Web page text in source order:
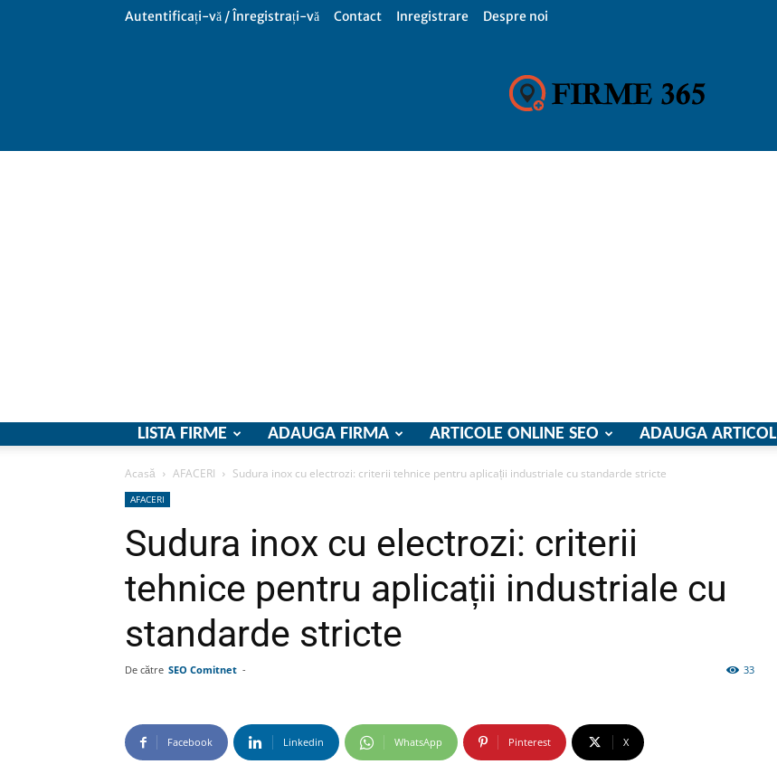
Autentificați-vă / Înregistrați-vă Contact Inregistrare Despre noi
comunicate
LISTA FIRME ADAUGA FIRMA ARTICOLE ONLINE SEO ADAUGA ARTICOL
Acasă AFACERI Sudura inox cu electrozi: criterii tehnice pentru aplicații industriale cu standarde stricte
AFACERI
Sudura inox cu electrozi: criterii
tehnice pentru aplicații industriale cu
standarde stricte
De către SEO Comitnet - 33
Facebook Linkedin WhatsApp Pinterest X